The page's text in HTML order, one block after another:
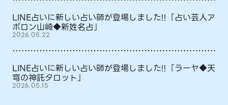
LINE占いに新しい占い師が登場しました!!「占い芸人ア
ポロン山崎◆新姓名占」
2026.05.22
LINE占いに新しい占い師が登場しました!!「ラーヤ◆天
穹の神託タロット」
2026.05.15